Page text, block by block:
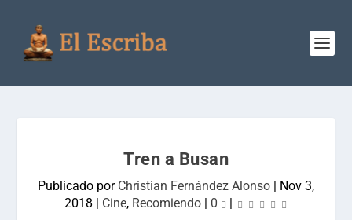
Tren a Busan
Publicado por Christian Fernández Alonso | Nov 3,
2018 | Cine, Recomiendo | 0 |